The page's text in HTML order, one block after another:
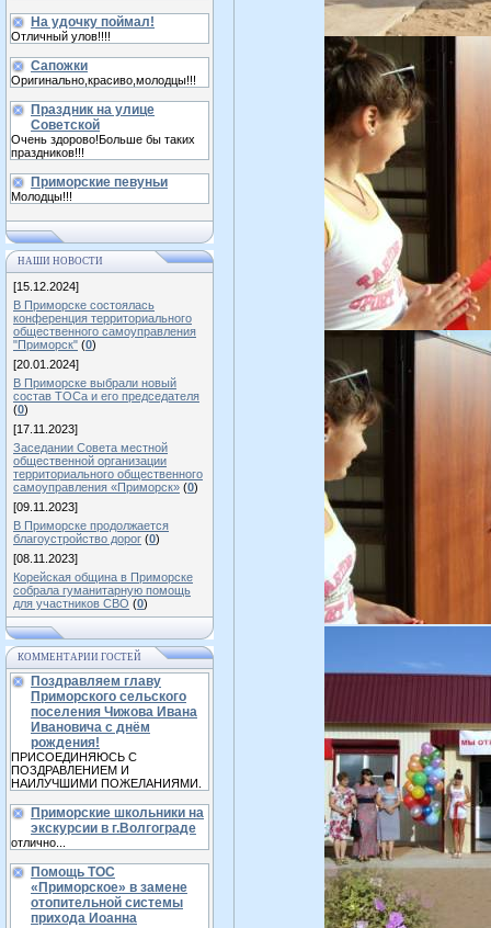
На удочку поймал!
Отличный улов!!!!
Сапожки
Оригинально,красиво,молодцы!!!
Праздник на улице
Советской
Очень здорово!Больше бы таких
праздников!!!
Приморские певуньи
Молодцы!!!
НАШИ НОВОСТИ
[15.12.2024]
В Приморске состоялась
конференция территориального
общественного самоуправления
"Приморск" (0)
[20.01.2024]
В Приморске выбрали новый
состав ТОСа и его председателя
(0)
[17.11.2023]
Заседании Совета местной
общественной организации
территориального общественного
самоуправления «Приморск» (0)
[09.11.2023]
В Приморске продолжается
благоустройство дорог (0)
[08.11.2023]
Корейская община в Приморске
собрала гуманитарную помощь
для участников СВО (0)
КОММЕНТАРИИ ГОСТЕЙ
Поздравляем главу
Приморского сельского
поселения Чижова Ивана
Ивановича с днём
рождения!
ПРИСОЕДИНЯЮСЬ С
ПОЗДРАВЛЕНИЕМ И
НАИЛУЧШИМИ ПОЖЕЛАНИЯМИ.
Приморские школьники на
экскурсии в г.Волгограде
отлично...
Помощь ТОС
«Приморское» в замене
отопительной системы
прихода Иоанна